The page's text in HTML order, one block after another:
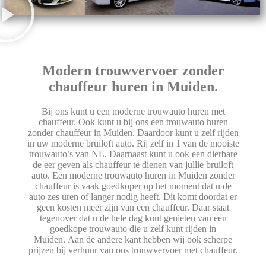
Modern trouwvervoer zonder
chauffeur huren in Muiden.
Bij ons kunt u een moderne trouwauto huren met
chauffeur. Ook kunt u bij ons een trouwauto huren
zonder chauffeur in Muiden. Daardoor kunt u zelf rijden
in uw moderne bruiloft auto. Rij zelf in 1 van de mooiste
trouwauto’s van NL. Daarnaast kunt u ook een dierbare
de eer geven als chauffeur te dienen van jullie bruiloft
auto. Een moderne trouwauto huren in Muiden zonder
chauffeur is vaak goedkoper op het moment dat u de
auto zes uren of langer nodig heeft. Dit komt doordat er
geen kosten meer zijn van een chauffeur. Daar staat
tegenover dat u de hele dag kunt genieten van een
goedkope trouwauto die u zelf kunt rijden in
Muiden. Aan de andere kant hebben wij ook scherpe
prijzen bij verhuur van ons trouwvervoer met chauffeur.